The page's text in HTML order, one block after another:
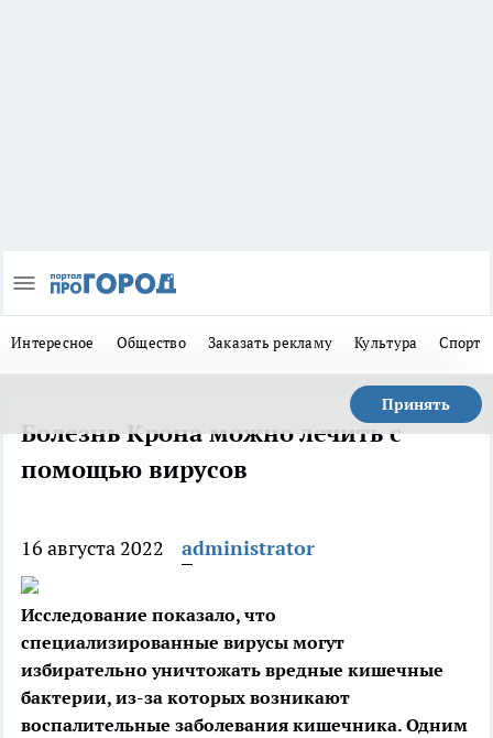
Интересное Общество Заказать рекламу Культура Спорт
Принять
Болезнь Крона можно лечить с
помощью вирусов
16 августа 2022 administrator
Исследование показало, что
специализированные вирусы могут
избирательно уничтожать вредные кишечные
бактерии, из-за которых возникают
воспалительные заболевания кишечника. Одним